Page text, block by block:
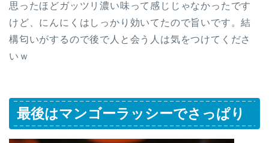
思ったほどガッツリ濃い味って感じじゃなかったです
けど、にんにくはしっかり効いてたので旨いです。結
構匂いがするので後で人と会う人は気をつけてくださ
いｗ
最後はマンゴーラッシーでさっぱり